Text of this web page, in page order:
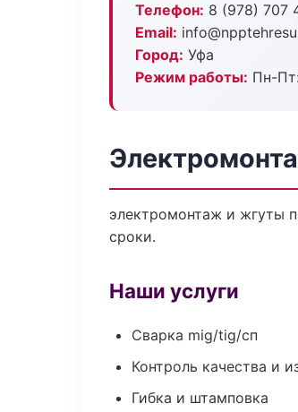
Телефон: 8 (978) 707
Email:
Город: Уфа
Режим работы: Пн-
электромонтаж и жгуты
сроки.
Наши услуги
Сварка mig/tig/сп
Контроль качества и
Гибка и штамповка